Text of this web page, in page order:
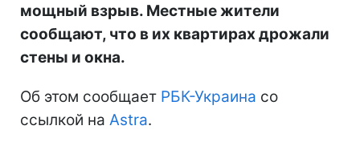
мощный взрыв. Местные жители
сообщают, что в их квартирах дрожали
стены и окна.
Об этом сообщает РБК-Украина со
ссылкой на Astra.